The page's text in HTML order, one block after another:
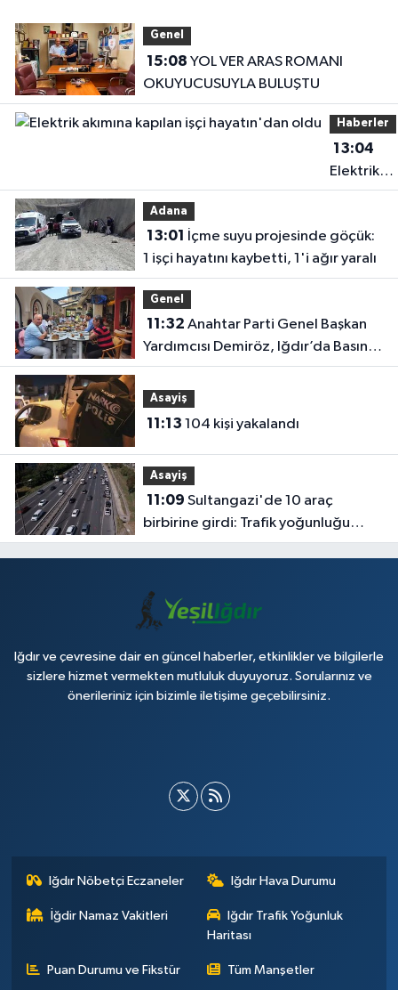
Genel
15:08
OKUYUCUSUYLA BULUŞTU
Haberler
13:04
Elektrik
akımına
oldu
Adana
13:01
1 işçi hayatını kaybetti, 1'i ağır yaralı
Genel
11:32
Yardımcısı Demiröz, Iğdır’da Basın
Mensuplarıyla Buluştu
Asayiş
11:13 104 kişi yakalandı
Asayiş
11:09
birbirine girdi: Trafik yoğunluğu
havadan görüntülendi
Iğdır ve çevresine dair en güncel haberler, etkinlikler ve bilgilerle
sizlere hizmet vermekten mutluluk duyuyoruz. Sorularınız ve
önerileriniz için bizimle iletişime geçebilirsiniz.
Iğdır Nöbetçi Eczaneler Iğdır Hava Durumu
İğdir Namaz Vakitleri
Iğdır Trafik Yoğunluk
Haritası
Puan Durumu ve Fikstür Tüm Manşetler